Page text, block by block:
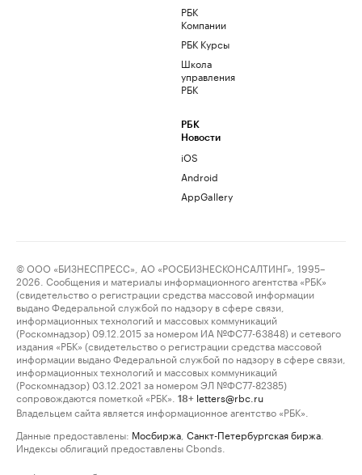
РБК
Компании
РБК Курсы
Школа
управления
РБК
РБК
Новости
iOS
Android
AppGallery
© ООО «БИЗНЕСПРЕСС», АО «РОСБИЗНЕСКОНСАЛТИНГ», 1995–
2026. Сообщения и материалы информационного агентства «РБК»
(свидетельство о регистрации средства массовой информации
выдано Федеральной службой по надзору в сфере связи,
информационных технологий и массовых коммуникаций
(Роскомнадзор) 09.12.2015 за номером ИА №ФС77-63848) и сетевого
издания «РБК» (свидетельство о регистрации средства массовой
информации выдано Федеральной службой по надзору в сфере связи,
информационных технологий и массовых коммуникаций
(Роскомнадзор) 03.12.2021 за номером ЭЛ №ФС77-82385)
сопровождаются пометкой «РБК».
18+ letters@rbc.ru
Владельцем сайта является информационное агентство «РБК».
Данные предоставлены: Мосбиржа Санкт-Петербургская биржа
Индексы облигаций предоставлены Cbonds.